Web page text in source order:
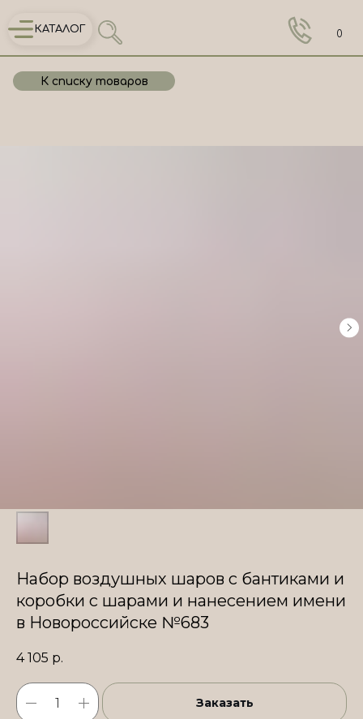
КАТАЛОГ 0
К списку товаров
Набор воздушных шаров с бантиками и
коробки с шарами и нанесением имени
в Новороссийске №683
4 105 р.
Заказать